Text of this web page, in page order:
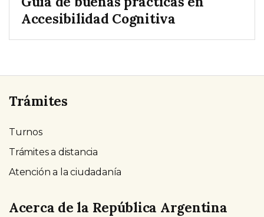
Accesibilidad Cognitiva
Trámites
Turnos
Trámites a distancia
Atención a la ciudadanía
Acerca de la República Argentina